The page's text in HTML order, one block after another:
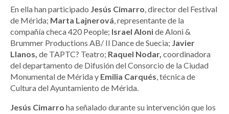
En ella han participado Jesús Cimarro, director del Festival
de Mérida; Marta Lajnerová, representante de la
compañía checa 420 People; Israel Alonide Aloni &
Brummer Productions AB/ Il Dance de Suecia; Javier
Llanos, de TAPTC? Teatro; Raquel Nodar, coordinadora
del departamento de Difusión del Consorcio de la Ciudad
Monumental de Mérida y Emilia Carqués, técnica de
Cultura del Ayuntamiento de Mérida.
Jesús Cimarro ha señalado durante su intervención que los